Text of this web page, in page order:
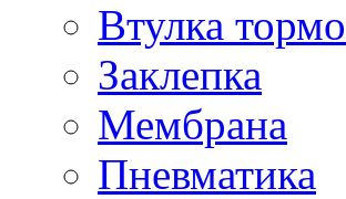
Втулка
Заклепка
Мембрана
Пневматика